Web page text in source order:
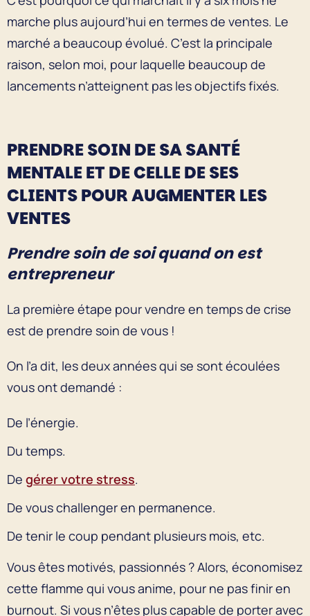
marche plus aujourd’hui en termes de ventes. Le
marché a beaucoup évolué. C’est la principale
raison, selon moi, pour laquelle beaucoup de
lancements n’atteignent pas les objectifs fixés.
PRENDRE SOIN DE SA SANTÉ
MENTALE ET DE CELLE DE SES
CLIENTS POUR AUGMENTER LES
VENTES
Prendre soin de soi quand on est
entrepreneur
La première étape pour vendre en temps de crise
est de prendre soin de vous !
On l’a dit, les deux années qui se sont écoulées
vous ont demandé :
De l’énergie.
Du temps.
De gérer votre stress.
De vous challenger en permanence.
De tenir le coup pendant plusieurs mois, etc.
Vous êtes motivés, passionnés ? Alors, économisez
cette flamme qui vous anime, pour ne pas finir en
burnout. Si vous n’êtes plus capable de porter avec